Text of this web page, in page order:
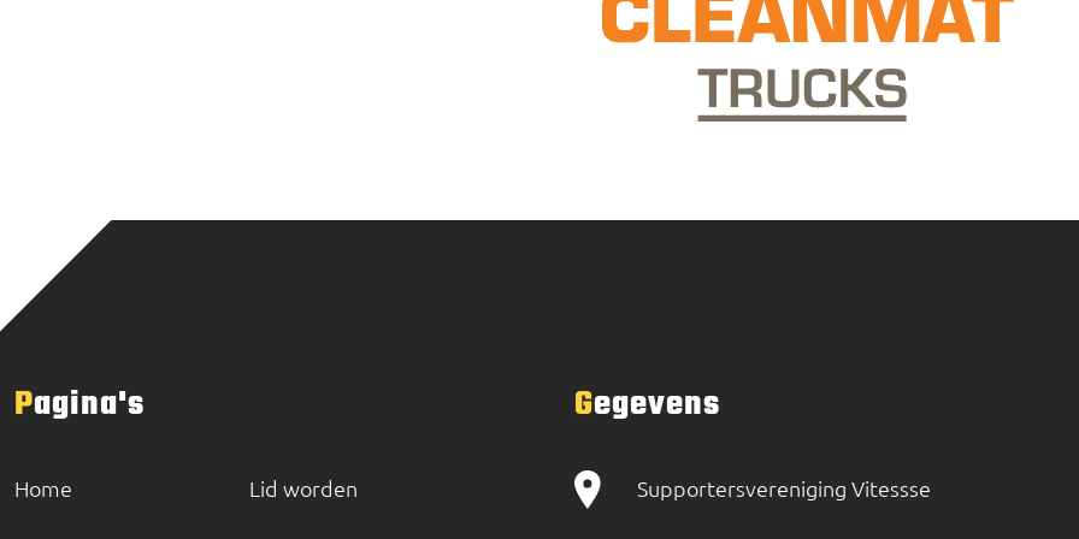
Pagina's
Home Lid worden
Gegevens
Supportersvereniging Vitessse